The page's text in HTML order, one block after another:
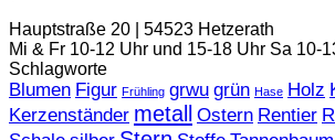
Hauptstraße 20 | 54523 Hetzerath
Mi & Fr 10-12 Uhr und 15-18 Uhr Sa 10-
Schlagworte
Blumen Figur Frühling grwu grün Hase Holz
Kerzenständer metall Ostern Rentier